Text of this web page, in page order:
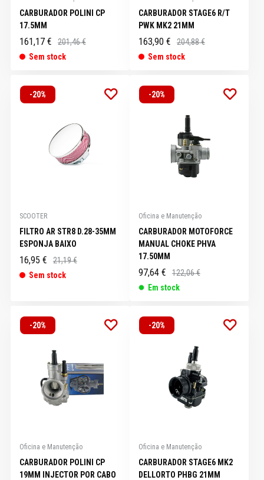
CARBURADOR POLINI CP
17.5MM
161,17 €
201,46 €
Sem stock
CARBURADOR STAGE6 R/T
PWK MK2 21MM
163,90 €
204,88 €
Sem stock
-20%
SCOOTER
FILTRO AR STR8 D.28-35MM
ESPONJA BAIXO
16,95 €
21,19 €
Sem stock
-20%
Oficina e Manutenção
CARBURADOR MOTOFORCE
MANUAL CHOKE PHVA
17.50MM
97,64 €
122,06 €
Em stock
-20%
Oficina e Manutenção
CARBURADOR POLINI CP
19MM INJECTOR POR CABO
-20%
Oficina e Manutenção
CARBURADOR STAGE6 MK2
DELLORTO PHBG 21MM